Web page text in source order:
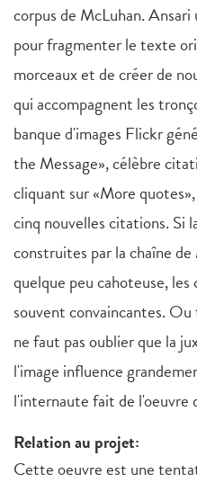
corpus de McLuhan.
pour fragmenter le texte
morceaux et de créer de
qui accompagnent les
banque d'images Flickr
the Message», célèbre
cliquant sur «More
cinq nouvelles citations. Si
construites par la chaîne
quelque peu cahoteuse,
souvent convaincantes.
ne faut pas oublier que la
l'image influence
l'internaute fait de l'oeuvre
Relation au projet:
Cette oeuvre est une